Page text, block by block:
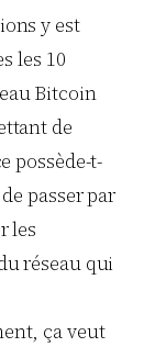
y est
les 10
Bitcoin
de
possède-t-
passer par
les
réseau qui
ça veut